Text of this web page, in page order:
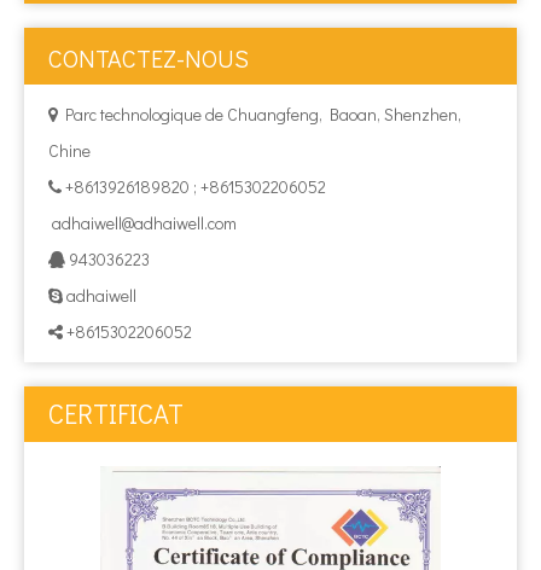
CONTACTEZ-NOUS
 Parc technologique de Chuangfeng, Baoan, Shenzhen,
Chine
 +8613926189820 ; +8615302206052
adhaiwell@adhaiwell.com
 943036223
 adhaiwell
 +8615302206052
CERTIFICAT